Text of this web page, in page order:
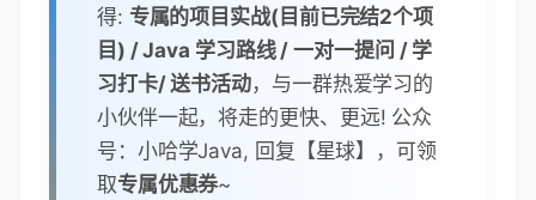
得: 专属的项目实战(目前已完结2个项
目) / Java 学习路线 / 一对一提问 / 学
习打卡/ 送书活动，与一群热爱学习的
小伙伴一起，将走的更快、更远! 公众
号：小哈学Java, 回复【星球】，可领
取专属优惠券~